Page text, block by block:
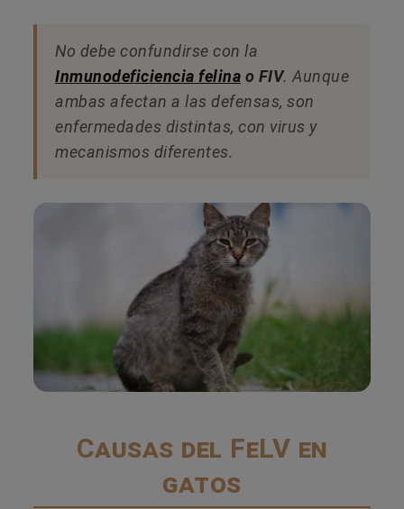
No debe confundirse con la
Inmunodeficiencia felina o FIV. Aunque
ambas afectan a las defensas, son
enfermedades distintas, con virus y
mecanismos diferentes.
Causas del FeLV en
gatos